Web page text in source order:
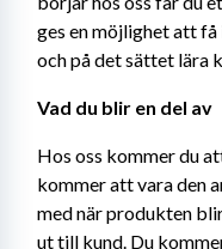
ges en möjlighet att
och på det sättet lära
Vad du blir en del av
Hos oss kommer du
kommer att vara den
med när produkten
ut till kund. Du